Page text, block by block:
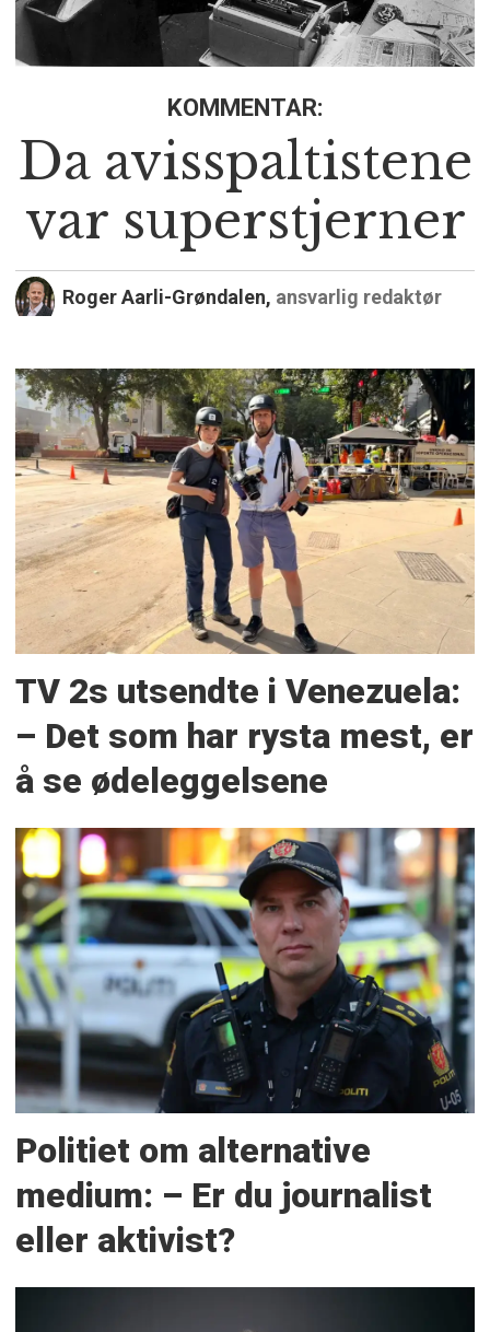
KOMMENTAR:
Da avisspaltistene
var superstjerner
Roger Aarli-Grøndalen, ansvarlig redaktør
TV 2s utsendte i Venezuela:
– Det som har rysta mest, er
å se ødeleggelsene
Politiet om alternative
medium: – Er du journalist
eller aktivist?